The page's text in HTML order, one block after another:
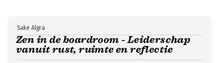
Zen in de boardroom - Leiderschap
vanuit rust, ruimte en reflectie
Sake Algra